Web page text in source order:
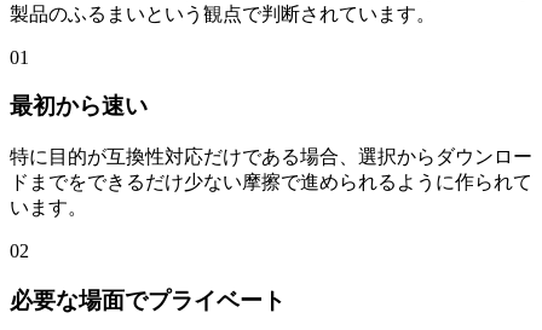
製品のふるまいという観点で判断されています。
01
最初から速い
特に目的が互換性対応だけである場合、選択からダウンロー
ドまでをできるだけ少ない摩擦で進められるように作られて
います。
02
必要な場面でプライベート